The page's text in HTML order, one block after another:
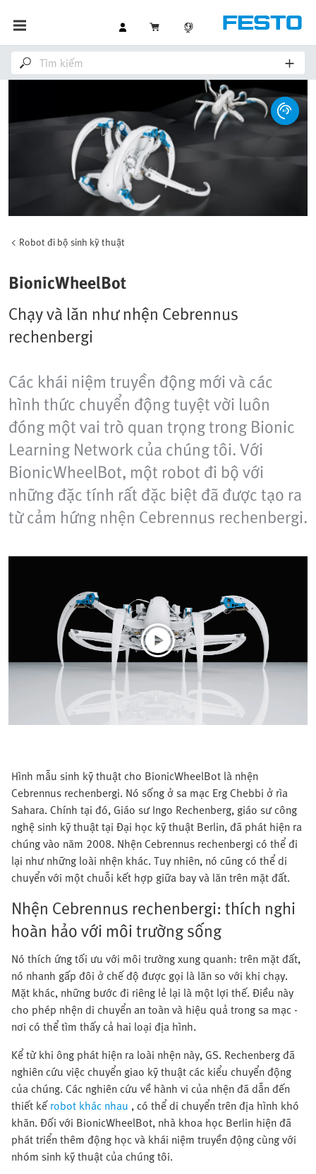
Robot đi bộ sinh kỹ thuật
BionicWheelBot
Chạy và lăn như nhện Cebrennus
rechenbergi
Các khái niệm truyền động mới và các
hình thức chuyển động tuyệt vời luôn
đóng một vai trò quan trọng trong Bionic
Learning Network của chúng tôi. Với
BionicWheelBot, một robot đi bộ với
những đặc tính rất đặc biệt đã được tạo ra
từ cảm hứng nhện Cebrennus rechenbergi.
Hình mẫu sinh kỹ thuật cho BionicWheelBot là nhện
Cebrennus rechenbergi. Nó sống ở sa mạc Erg Chebbi ở rìa
Sahara. Chính tại đó, Giáo sư Ingo Rechenberg, giáo sư công
nghệ sinh kỹ thuật tại Đại học kỹ thuật Berlin, đã phát hiện ra
chúng vào năm 2008. Nhện Cebrennus rechenbergi có thể đi
lại như những loài nhện khác. Tuy nhiên, nó cũng có thể di
chuyển với một chuỗi kết hợp giữa bay và lăn trên mặt đất.
Nhện Cebrennus rechenbergi: thích nghi
hoàn hảo với môi trường sống
Nó thích ứng tối ưu với môi trường xung quanh: trên mặt đất,
nó nhanh gấp đôi ở chế độ được gọi là lăn so với khi chạy.
Mặt khác, những bước đi riêng lẻ lại là một lợi thế. Điều này
cho phép nhện di chuyển an toàn và hiệu quả trong sa mạc -
nơi có thể tìm thấy cả hai loại địa hình.
Kể từ khi ông phát hiện ra loài nhện này, GS. Rechenberg đã
nghiên cứu việc chuyển giao kỹ thuật các kiểu chuyển động
của chúng. Các nghiên cứu về hành vi của nhện đã dẫn đến
thiết kếrobot khác nhau , có thể di chuyển trên địa hình khó
khăn. Đối với BionicWheelBot, nhà khoa học Berlin hiện đã
phát triển thêm động học và khái niệm truyền động cùng với
nhóm sinh kỹ thuật của chúng tôi.